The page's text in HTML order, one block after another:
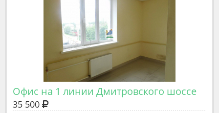
Офис на 1 линии Дмитровского шоссе
35 500